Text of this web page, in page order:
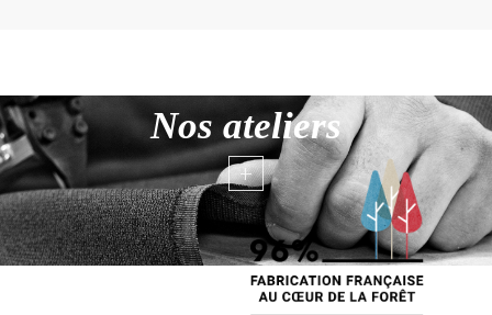
Nos ateliers
+